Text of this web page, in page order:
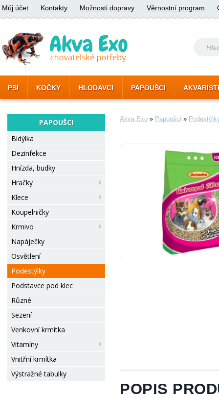
Můj účet Kontakty Možnosti dopravy Věrnostní program
PSI KOČKY HLODAVCI PAPOUŠCI
PAPOUŠCI
Bidýlka
Dezinfekce
Hnízda, budky
Hračky
Klece
Koupelničky
Krmivo
Napáječky
Osvětlení
Podestýlky
Podstavce pod klec
Různé
Sezení
Venkovní krmítka
Vitamíny
Vnitřní krmítka
Výstražné tabulky
Akva Exo » Papoušci »
POPIS